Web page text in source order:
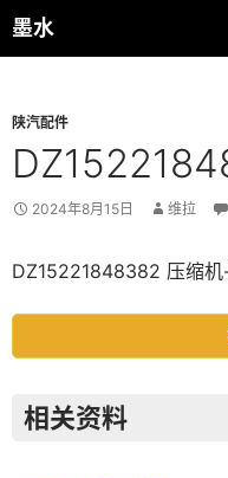
跳
至
墨水
搜
索
陕汽配件
2024年8月15日 维拉
DZ15221848382 压缩机
相关资料